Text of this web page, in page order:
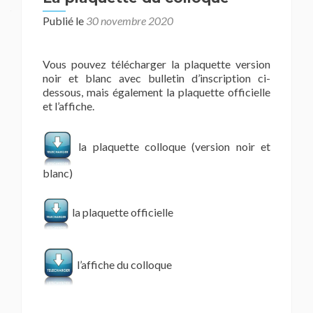
Publié le 30 novembre 2020
Vous pouvez télécharger la plaquette version
noir et blanc avec bulletin d’inscription ci-
dessous, mais également la plaquette officielle
et l’affiche.
la plaquette colloque (version noir et
blanc)
la plaquette officielle
l’affiche du colloque